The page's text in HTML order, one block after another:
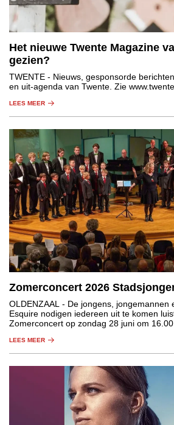
Het nieuwe Twente Magazine
gezien?
TWENTE - Nieuws, gesponsorde
en uit-agenda van Twente. Zie
LEES MEER
Zomerconcert 2026
OLDENZAAL - De jongens, jongemannen
Esquire nodigen iedereen uit te komen
Zomerconcert op zondag 28 juni om
LEES MEER